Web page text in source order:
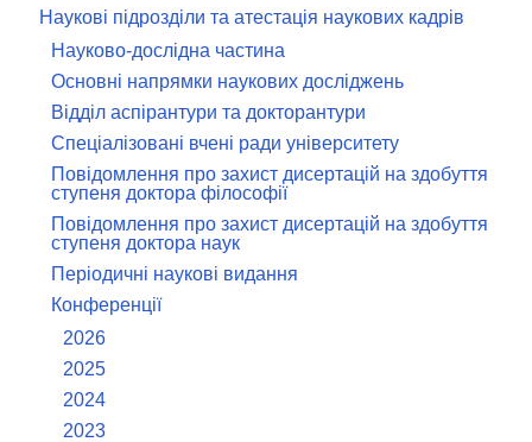
Наукові підрозділи та атестація наукових кадрів
Науково-дослідна частина
Основні напрямки наукових досліджень
Відділ аспірантури та докторантури
Спеціалізовані вчені ради університету
Повідомлення про захист дисертацій на здобуття
ступеня доктора філософії
Повідомлення про захист дисертацій на здобуття
ступеня доктора наук
Періодичні наукові видання
Конференції
2026
2025
2024
2023